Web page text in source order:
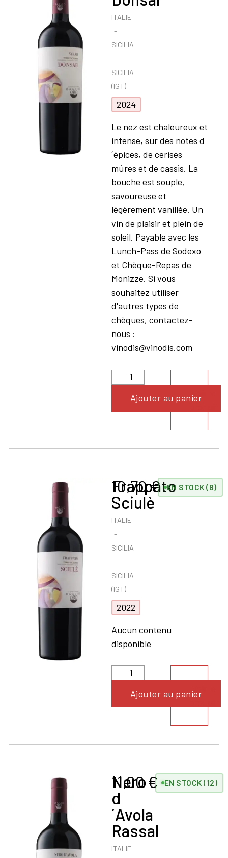
ITALIE
SICILIA
SICILIA
(IGT)
2024
Le nez est chaleureux et
intense, sur des notes d
´épices, de cerises
mûres et de cassis. La
bouche est souple,
savoureuse et
légèrement vanillée. Un
vin de plaisir et plein de
soleil. Payable avec les
Lunch-Pass de Sodexo
et Chèque-Repas de
Monizze. Si vous
souhaitez utiliser
d'autres types de
chèques, contactez-
nous :
vinodis@vinodis.com
Ajouter au panierVoir le
Frappato
Sciulè
ITALIE
SICILIA
SICILIA
(IGT)
2022
10,70€ EN STOCK (8)
Aucun contenu
disponible
Ajouter au panierVoir le
Nero
d
´Avola
Rassal
ITALIE
11,00€ EN STOCK (12)